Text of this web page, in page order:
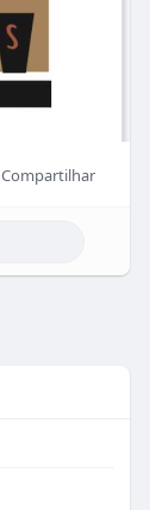
Compartilhar